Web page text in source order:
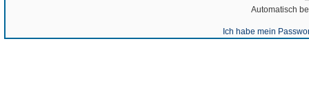
Automatisch
Ich habe mein